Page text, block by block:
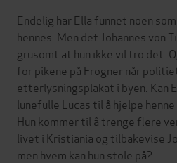
Endelig har Ella funnet noen
hennes. Men det Johannes von
grusomt at hun ikke vil tro det.
for pikene på Frogner når
etterlysningsplakat i byen. Kan
lunefulle Lucas til å hjelpe
Hun kommer til å trenge flere
livet i Kristiania og tilbakevise
men hvem kan hun stole på?